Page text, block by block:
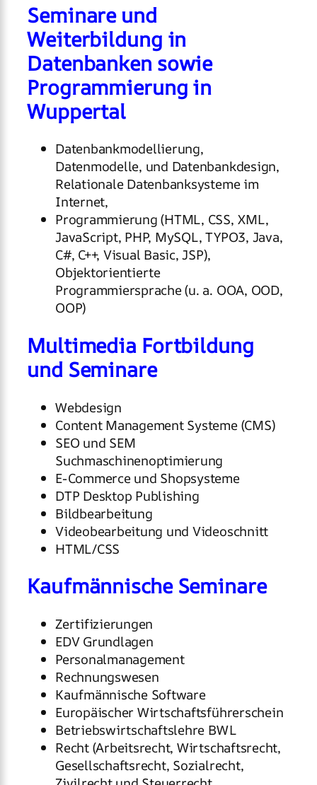
Seminare und
Weiterbildung in
Datenbanken sowie
Programmierung in
Wuppertal
Datenbankmodellierung,
Datenmodelle, und Datenbankdesign,
Relationale Datenbanksysteme im
Internet,
Programmierung (HTML, CSS, XML,
JavaScript, PHP, MySQL, TYPO3, Java,
C#, C++, Visual Basic, JSP),
Objektorientierte
Programmiersprache (u. a. OOA, OOD,
OOP)
Multimedia Fortbildung
und Seminare
Webdesign
Content Management Systeme (CMS)
SEO und SEM
Suchmaschinenoptimierung
E-Commerce und Shopsysteme
DTP Desktop Publishing
Bildbearbeitung
Videobearbeitung und Videoschnitt
HTML/CSS
Kaufmännische Seminare
Zertifizierungen
EDV Grundlagen
Personalmanagement
Rechnungswesen
Kaufmännische Software
Europäischer Wirtschaftsführerschein
Betriebswirtschaftslehre BWL
Recht (Arbeitsrecht, Wirtschaftsrecht,
Gesellschaftsrecht, Sozialrecht,